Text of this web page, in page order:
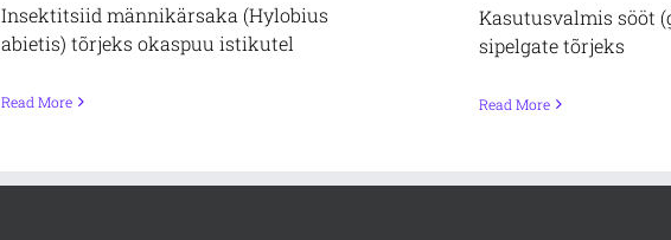
Insektitsiid männikärsaka (Hylobius
abietis) tõrjeks okaspuu istikutel
Read More
Kasutusvalmis sööt
sipelgate tõrjeks
Read More